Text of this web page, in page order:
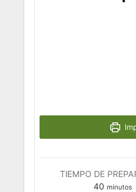
TIEMPO DE
40minutos
minutos